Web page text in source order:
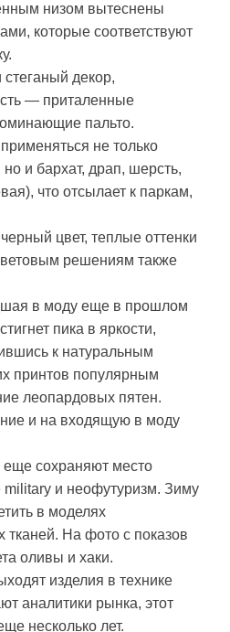
низом вытеснены
которые соответствуют
декор,
— приталенные
пальто.
не только
и бархат, драп, шерсть,
что отсылает к паркам,
цвет, теплые оттенки
решениям также
в моду еще в прошлом
пика в яркости,
к натуральным
принтов популярным
леопардовых пятен.
и на входящую в моду
сохраняют место
military и неофутуризм. Зиму
в моделях
тканей. На фото с показов
оливы и хаки.
изделия в технике
аналитики рынка, этот
несколько лет.